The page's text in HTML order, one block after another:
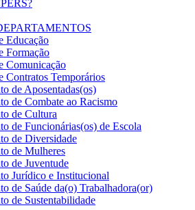
Educação
Formação
Comunicação
Contratos Temporários
de Aposentadas(os)
de Combate ao Racismo
de Cultura
de Funcionárias(os) de Escola
de Diversidade
de Mulheres
de Juventude
Jurídico e Institucional
de Saúde da(o) Trabalhadora(or)
de Sustentabilidade